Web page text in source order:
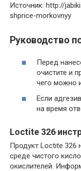
Источник: http://
shprice-morkovnyy
Руководство
Перед
очистите и
чего можно
Если
на время
Loctite 326
Продукт Loctite 326
среде чистого
окислителей.